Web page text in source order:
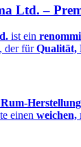
Ltd. –
ist ein
, der fürQualität,
einen